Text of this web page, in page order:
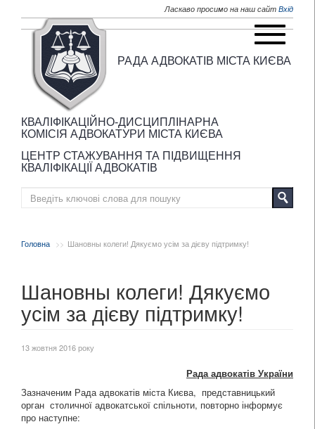
Ласкаво просимо на наш сайт Вхід
РАДА АДВОКАТІВ МІСТА КИЄВА
КВАЛІФІКАЦІЙНО-ДИСЦИПЛІНАРНА
КОМІСІЯ АДВОКАТУРИ МІСТА КИЄВА
ЦЕНТР СТАЖУВАННЯ ТА ПІДВИЩЕННЯ
КВАЛІФІКАЦІЇ АДВОКАТІВ
Головна Шановны колеги! Дякуємо усім за дієву підтримку!
Шановны колеги! Дякуємо
усім за дієву підтримку!
13 жовтня 2016 року
Рада адвокатів України
Зазначеним Рада адвокатів міста Києва, представницький
орган столичної адвокатської спільноти, повторно інформує
про наступне: